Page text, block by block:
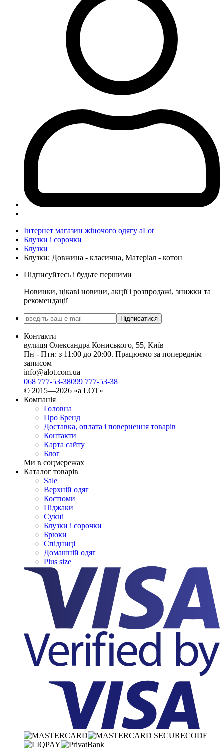
Інтернет магазин жіночого одягу aLot
Блузки і сорочки
Блузки
Блузки: Довжина - класична, Матеріал - котон
Підписуйтесь і будьте першими
Новинки, цікаві новини, акції і розпродажі, знижки та
рекомендації
Підписатися
Контакти
вулиця Олександра Кониського, 55, Київ
Пн - Птн: з 11:00 до 20:00. Працюємо за попереднім
записом
info@alot.com.ua
068 777-53-38099 777-53-38
© 2015—2026 «а LOT»
Компанія
Головна
Про Бренд
Доставка, оплата і повернення товарів
Контакти
Карта сайту
Блог
Ми в соцмережах
Каталог товарів
Sale
Верхній одяг
Костюми
Піджаки
Сукні
Блузки і сорочки
Брюки
Спідниці
Домашній одяг
Plus size